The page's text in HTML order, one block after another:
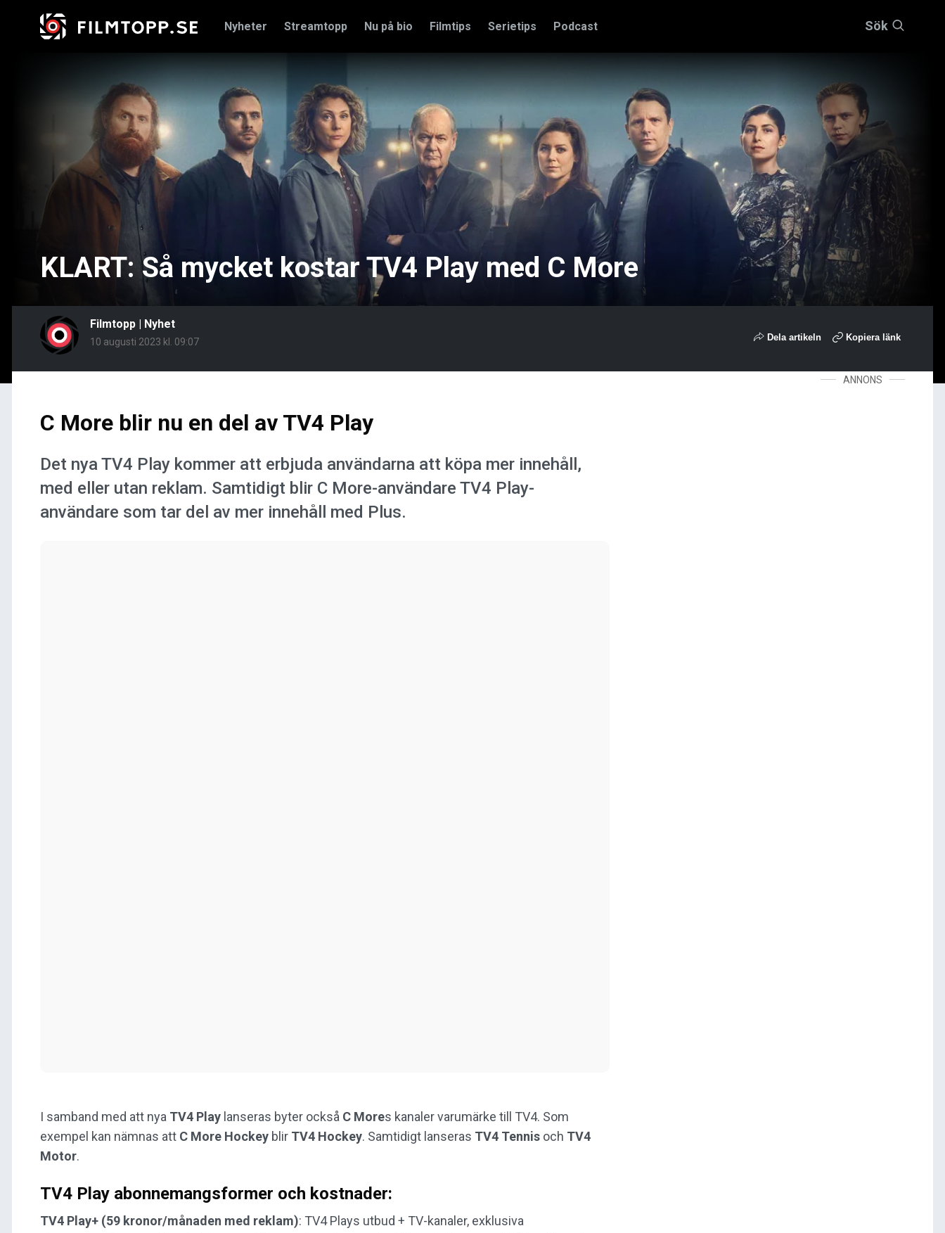
Nyheter Streamtopp Nu på bio Filmtips Serietips Podcast Sök
KLART: Så mycket kostar TV4 Play med C More
Filmtopp | Nyhet
10 augusti 2023 kl. 09:07 Dela artikeln Kopiera länk
C More blir nu en del av TV4 Play
Det nya TV4 Play kommer att erbjuda användarna att köpa mer innehåll,
med eller utan reklam. Samtidigt blir C More-användare TV4 Play-
användare som tar del av mer innehåll med Plus.
I samband med att nya TV4 Play lanseras byter också C Mores kanaler varumärke till TV4. Som
exempel kan nämnas att C More Hockey blir TV4 Hockey. Samtidigt lanseras TV4 Tennis och TV4
Motor.
TV4 Play abonnemangsformer och kostnader:
TV4 Play+ (59 kronor/månaden med reklam): TV4 Plays utbud + TV-kanaler, exklusiva
ANNONS